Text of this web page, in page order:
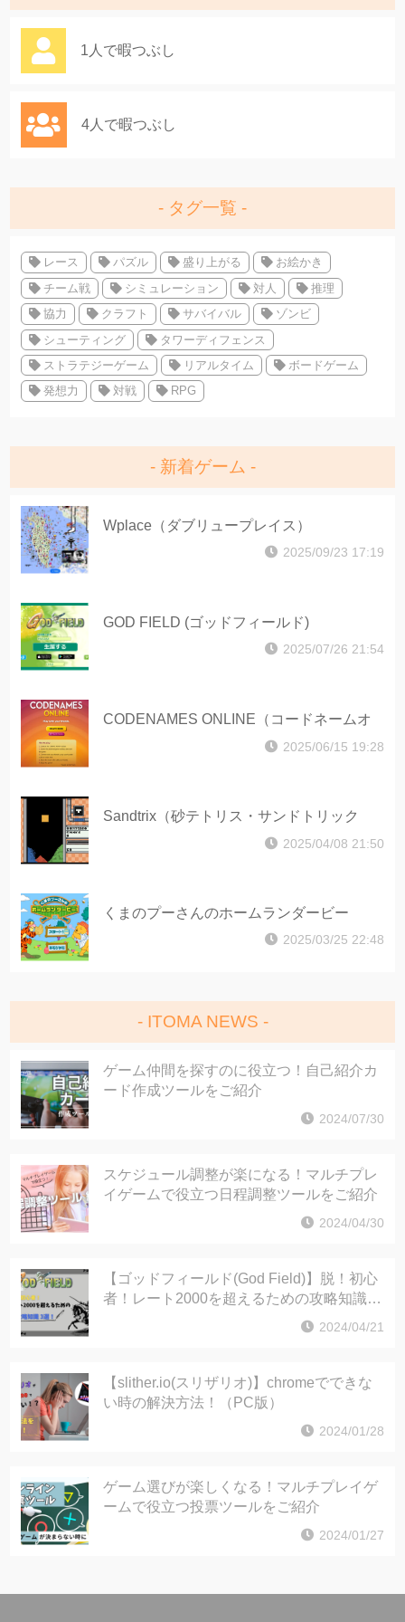
1人で暇つぶし
4人で暇つぶし
タグ一覧
レース パズル 盛り上がる
お絵かき
チーム戦
シミュレーション 対人
推理
協力
クラフト サバイバル
ゾンビ
シューティング
タワーディフェンス
ストラテジーゲーム
リアルタイム
ボードゲーム
発想力
対戦 RPG
新着ゲーム
Wplace（ダブリュープレイス）
2025/09/23 17:19
GOD FIELD (ゴッドフィールド)
2025/07/26 21:54
CODENAMES ONLINE（コードネームオ
2025/06/15 19:28
Sandtrix（砂テトリス・サンドトリック
2025/04/08 21:50
くまのプーさんのホームランダービー
2025/03/25 22:48
ITOMA NEWS
ゲーム仲間を探すのに役立つ！自己紹介カ
ード作成ツールをご紹介
2024/07/30
スケジュール調整が楽になる！マルチプレ
イゲームで役立つ日程調整ツールをご紹介
2024/04/30
【ゴッドフィールド(God Field)】脱！初心
者！レート2000を超えるための攻略知識3
2024/04/21
【slither.io(スリザリオ)】chromeでできな
い時の解決方法！（PC版）
2024/01/28
ゲーム選びが楽しくなる！マルチプレイゲ
ームで役立つ投票ツールをご紹介
2024/01/27